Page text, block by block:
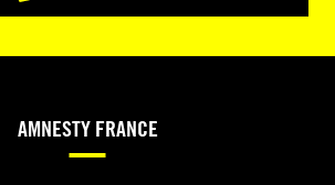
AMNESTY FRANCE